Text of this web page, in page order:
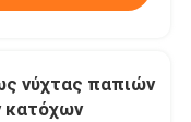
νύχτας παπιών
κατόχων